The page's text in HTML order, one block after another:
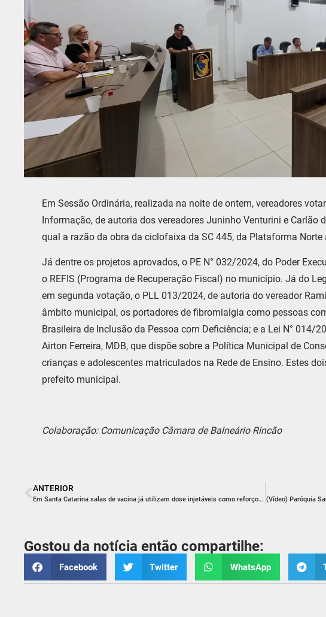
Em Sessão Ordinária, realizada na noite de ontem, vereadores
Informação, de autoria dos vereadores Juninho Venturini e Carlão
qual a razão da obra da ciclofaixa da SC 445, da Plataforma Norte
Já dentre os projetos aprovados, o PE N° 032/2024, do Poder
o REFIS (Programa de Recuperação Fiscal) no município. Já do
em segunda votação, o PLL 013/2024, de autoria do vereador
âmbito municipal, os portadores de fibromialgia como pessoas
Brasileira de Inclusão da Pessoa com Deficiência; e a Lei N° 014/
Airton Ferreira, MDB, que dispõe sobre a Política Municipal de
crianças e adolescentes matriculados na Rede de Ensino. Estes
prefeito municipal.
Colaboração: Comunicação Câmara de Balneário Rincão
ANTERIOR
Em Santa Catarina salas de vacina já utilizam dose injetáveis como reforço à poliomielite
Gostou da notícia então compartilhe:
Facebook Twitter WhatsApp